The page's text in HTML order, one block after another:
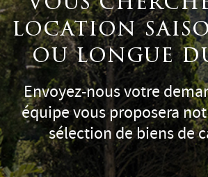
location
ou longue
Envoyez-nous votre
équipe vous proposera
sélection de biens de